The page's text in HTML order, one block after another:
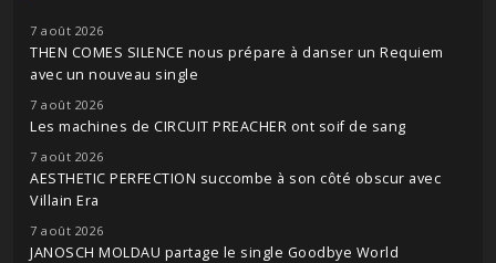
7 août 2026
THEN COMES SILENCE nous prépare à danser un Requiem
avec un nouveau single
7 août 2026
Les machines de CIRCUIT PREACHER ont soif de sang
7 août 2026
AESTHETIC PERFECTION succombe à son côté obscur avec
Villain Era
7 août 2026
JANOSCH MOLDAU partage le single Goodbye World